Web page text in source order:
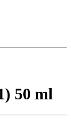
50 ml